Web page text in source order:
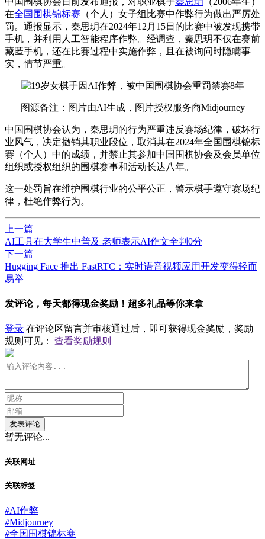
在全国围棋锦标赛 （个人）女子组比赛中作弊行为做出严厉处
罚。 通报显示，秦思玥在2024年12月15日的比赛中被发现携带
手机，并利用人工智能程序作弊。经调查，秦思玥不仅在赛前
藏匿手机，还在比赛过程中实施作弊，且在被询问时隐瞒事
实，情节严重。
图源备注：图片由AI生成，图片授权服务商Midjourney
中国围棋协会认为，秦思玥的行为严重违反赛场纪律，破坏行
业风气，决定撤销其职业段位，取消其在2024年全国围棋锦标
赛（个人）中的成绩，并禁止其参加中国围棋协会及会员单位
组织或授权组织的围棋赛事和活动长达八年。
这一处罚旨在维护围棋行业的公平公正，警示棋手遵守赛场纪
律，杜绝作弊行为。
上一篇
AI工具在大学生中普及 老师表示AI作文全判0分
下一篇
Hugging Face 推出 FastRTC：实时语音视频应用开发变得轻而
易举
发评论，每天都得现金奖励！超多礼品等你来拿
登录 在评论区留言并审核通过后，即可获得现金奖励，奖励
规则可见： 查看奖励规则
发表评论
暂无评论...
关联网址
关联标签
#AI作弊
#Midjourney
#全国围棋锦标赛